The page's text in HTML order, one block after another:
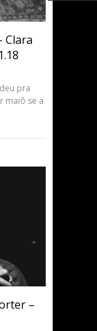
Clara
pra
maiô se a
–